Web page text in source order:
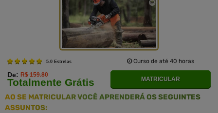
5.0 Estrelas Curso de até 40 horas
De: R$ 159.80
Totalmente Grátis MATRICULAR
AO SE MATRICULAR VOCÊ APRENDERÁ OS SEGUINTES
ASSUNTOS: